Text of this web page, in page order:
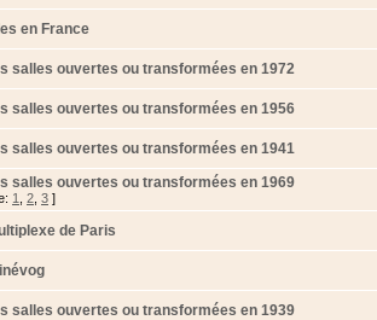
en France
salles ouvertes ou transformées en 1972
salles ouvertes ou transformées en 1956
salles ouvertes ou transformées en 1941
salles ouvertes ou transformées en 1969
1 2 3 ]
de Paris
salles ouvertes ou transformées en 1939